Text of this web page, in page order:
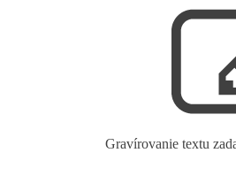
Gravírovanie textu